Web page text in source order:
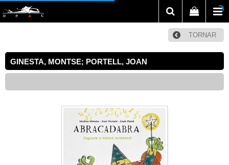
TORNAR
GINESTA, MONTSE; PORTELL, JOAN